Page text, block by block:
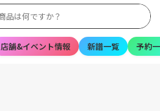
店舗&イベント情報 新譜一覧 予約